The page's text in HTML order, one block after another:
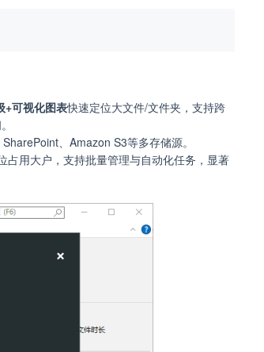
+可视化图表快速定位大文件/文件夹，支持跨
、Amazon S3等多存储源。
占用大户，支持批量管理与自动化任务，显著